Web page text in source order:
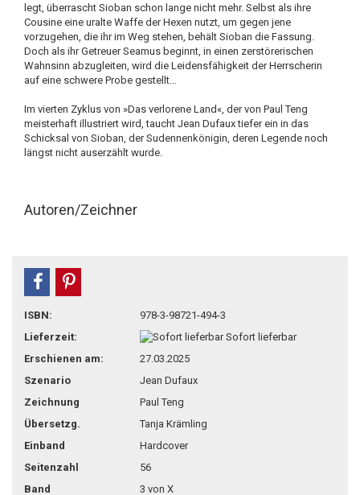
legt, überrascht Sioban schon lange nicht mehr. Selbst als ihre
Cousine eine uralte Waffe der Hexen nutzt, um gegen jene
vorzugehen, die ihr im Weg stehen, behält Sioban die Fassung.
Doch als ihr Getreuer Seamus beginnt, in einen zerstörerischen
Wahnsinn abzugleiten, wird die Leidensfähigkeit der Herrscherin
auf eine schwere Probe gestellt…
Im vierten Zyklus von »Das verlorene Land«, der von Paul Teng
meisterhaft illustriert wird, taucht Jean Dufaux tiefer ein in das
Schicksal von Sioban, der Sudennenkönigin, deren Legende noch
längst nicht auserzählt wurde.
Autoren/Zeichner
teilen
ISBN:
978-3-98721-494-3
Lieferzeit:
Sofort lieferbar
Erschienen am:
27.03.2025
Szenario
Jean Dufaux
Zeichnung
Paul Teng
Übersetzg.
Tanja Krämling
Einband
Hardcover
Seitenzahl
56
Band
3 von X